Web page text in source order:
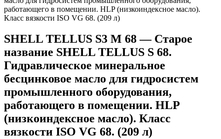
SHELL TELLUS S3 M 68 — Старое
название SHELL TELLUS S 68.
Гидравлическое минеральное
бесцинковое масло для гидросистем
промышленного оборудования,
работающего в помещении. HLP
(низкоиндексное масло). Класс
вязкости ISO VG 68. (209 л)